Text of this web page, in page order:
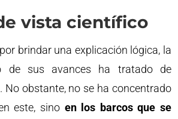
vista científico
brindar una explicación lógica, la
de sus avances ha tratado de
No obstante, no se ha concentrado
este, sino en los barcos que se